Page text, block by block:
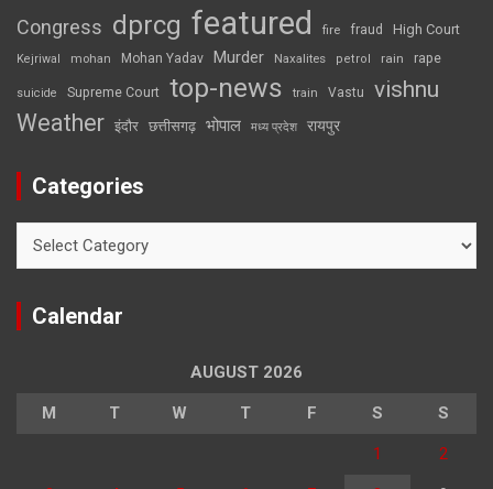
Congress dprcg featured fire fraud High Court
Kejriwal mohan Mohan Yadav Murder Naxalites petrol rain rape
suicide Supreme Court top-news train Vastu vishnu
Weather इंदौर छत्तीसगढ़ भोपाल मध्य प्रदेश रायपुर
Categories
Calendar
AUGUST 2026
M T W T F S S
1 2